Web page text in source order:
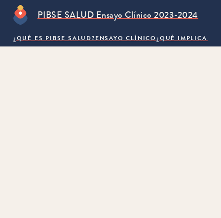
PIBSE SALUD Ensayo Clínico 2023-2024
¿QUÉ ES PIBSE SALUD?ENSAYO CLÍNICO ¿QUÉ IMPLICA